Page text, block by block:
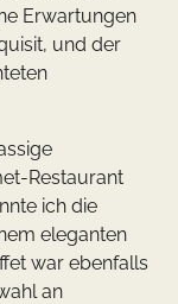
Erwartungen
und der
Restaurant
ich die
eleganten
war ebenfalls
an